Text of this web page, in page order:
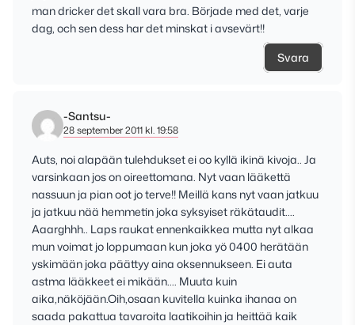
man dricker det skall vara bra. Började med det, varje
dag, och sen dess har det minskat i avsevärt!!
Svara
-Santsu-
28 september 2011 kl. 19:58
Auts, noi alapään tulehdukset ei oo kyllä ikinä kivoja.. Ja
varsinkaan jos on oireettomana. Nyt vaan lääkettä
nassuun ja pian oot jo terve!! Meillä kans nyt vaan jatkuu
ja jatkuu nää hemmetin joka syksyiset räkätaudit….
Aaarghhh.. Laps raukat ennenkaikkea mutta nyt alkaa
mun voimat jo loppumaan kun joka yö 0400 herätään
yskimään joka päättyy aina oksennukseen. Ei auta
astma lääkkeet ei mikään…. Muuta kuin
aika,näköjään.Oih,osaan kuvitella kuinka ihanaa on
saada pakattua tavaroita laatikoihin ja heittää kaik